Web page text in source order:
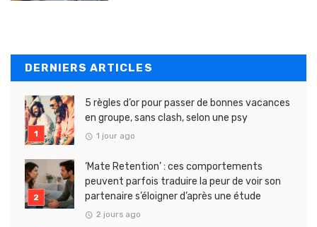
DERNIERS ARTICLES
5 règles d’or pour passer de bonnes vacances
en groupe, sans clash, selon une psy
1 jour ago
‘Mate Retention’ : ces comportements
peuvent parfois traduire la peur de voir son
partenaire s’éloigner d’après une étude
2 jours ago